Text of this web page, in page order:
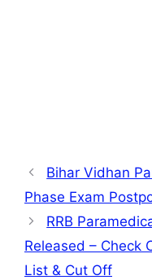
Bihar Vidhan
Phase Exam
RRB
Released – Check
List & Cut Off